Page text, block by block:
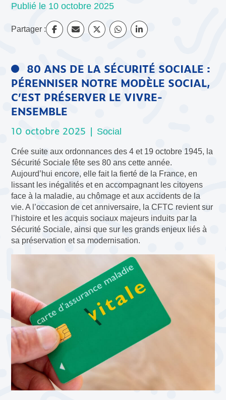
Publié le 10 octobre 2025
Partager :
80 ANS DE LA SÉCURITÉ SOCIALE :
PÉRENNISER NOTRE MODÈLE SOCIAL,
C’EST PRÉSERVER LE VIVRE-
ENSEMBLE
10 octobre 2025 | Social
Crée suite aux ordonnances des 4 et 19 octobre 1945, la
Sécurité Sociale fête ses 80 ans cette année.
Aujourd’hui encore, elle fait la fierté de la France, en
lissant les inégalités et en accompagnant les citoyens
face à la maladie, au chômage et aux accidents de la
vie. A l’occasion de cet anniversaire, la CFTC revient sur
l’histoire et les acquis sociaux majeurs induits par la
Sécurité Sociale, ainsi que sur les grands enjeux liés à
sa préservation et sa modernisation.